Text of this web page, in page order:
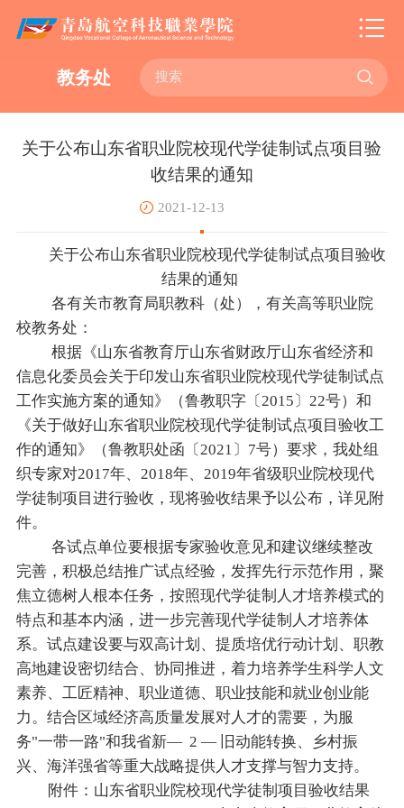

教务处
关于公布山东省职业院校现代学徒制试点项目验
收结果的通知
2021-12-13
关于公布山东省职业院校现代学徒制试点项目验收
结果的通知
各有关市教育局职教科（处），有关高等职业院
校教务处：
根据《山东省教育厅山东省财政厅山东省经济和
信息化委员会关于印发山东省职业院校现代学徒制试点
工作实施方案的通知》（鲁教职字〔2015〕22号）和
《关于做好山东省职业院校现代学徒制试点项目验收工
作的通知》（鲁教职处函〔2021〕7号）要求，我处组
织专家对2017年、2018年、2019年省级职业院校现代
学徒制项目进行验收，现将验收结果予以公布，详见附
件。
各试点单位要根据专家验收意见和建议继续整改
完善，积极总结推广试点经验，发挥先行示范作用，聚
焦立德树人根本任务，按照现代学徒制人才培养模式的
特点和基本内涵，进一步完善现代学徒制人才培养体
系。试点建设要与双高计划、提质培优行动计划、职教
高地建设密切结合、协同推进，着力培养学生科学人文
素养、工匠精神、职业道德、职业技能和就业创业能
力。结合区域经济高质量发展对人才的需要，为服
务"一带一路"和我省新— 2 — 旧动能转换、乡村振
兴、海洋强省等重大战略提供人才支撑与智力支持。
附件：山东省职业院校现代学徒制项目验收结果